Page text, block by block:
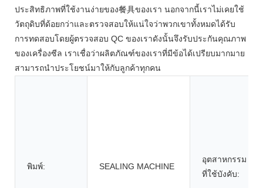
ประสิทธิภาพที่ใช้งานง่ายของ餐具ของเรา นอกจากนี้เราไม่เคยใช้
วัตถุดิบที่ด้อยกว่าและตรวจสอบให้แน่ใจว่าพวกเขาทั้งหมดได้รับ
การทดสอบโดยผู้ตรวจสอบ QC ของเราดังนั้นจึงรับประกันคุณภาพ
ของเครื่องซีล เราเชื่อว่าผลิตภัณฑ์ของเราที่มีข้อได้เปรียบมากมาย
สามารถนำประโยชน์มาให้กับลูกค้าทุกคน
พิมพ์: SEALING MACHINE
อุตสาหกรรม
ที่ใช้บังคับ: